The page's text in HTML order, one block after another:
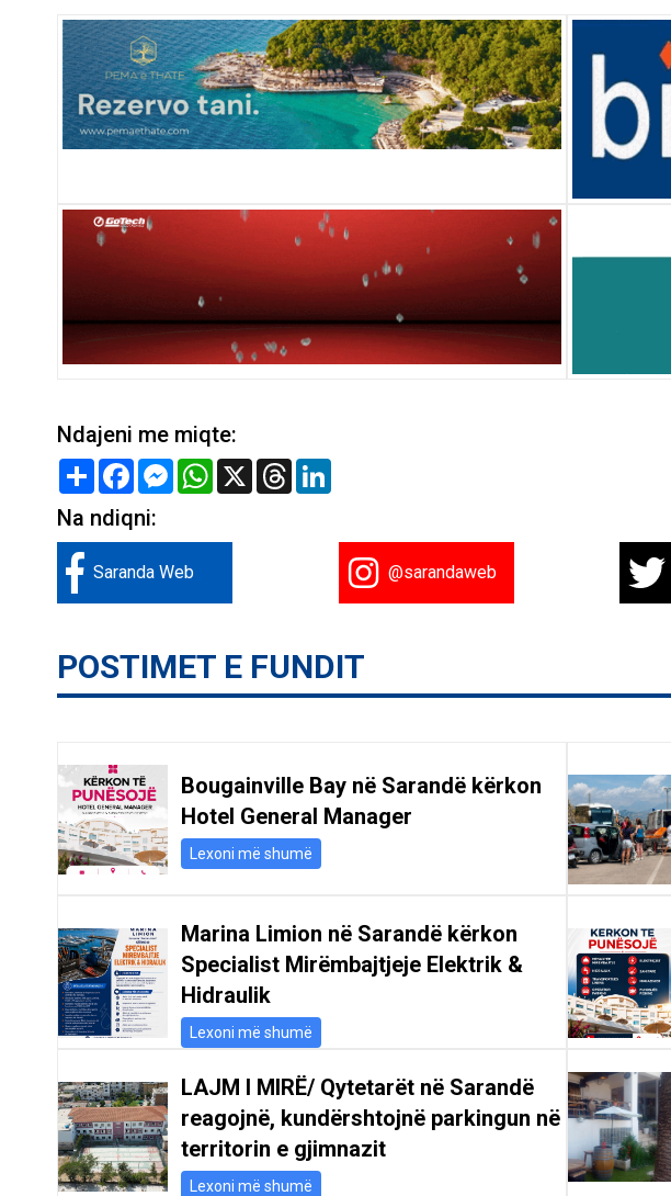
Ndajeni me miqte:
Share FacebookMessenger
WhatsApp
X Threads
Na ndiqni:
Saranda Web @sarandaweb
POSTIMET E FUNDIT
Bougainville Bay në Sarandë kërkon
Hotel General Manager
Lexoni më shumë
Marina Limion në Sarandë kërkon
Specialist Mirëmbajtjeje Elektrik &
Hidraulik
Lexoni më shumë
LAJM I MIRË/ Qytetarët në Sarandë
reagojnë, kundërshtojnë parkingun në
territorin e gjimnazit
Lexoni më shumë